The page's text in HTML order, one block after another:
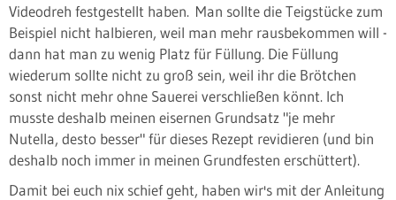
Videodreh festgestellt haben. Man sollte die Teigstücke zum
Beispiel nicht halbieren, weil man mehr rausbekommen will -
dann hat man zu wenig Platz für Füllung. Die Füllung
wiederum sollte nicht zu groß sein, weil ihr die Brötchen
sonst nicht mehr ohne Sauerei verschließen könnt. Ich
musste deshalb meinen eisernen Grundsatz "je mehr
Nutella, desto besser" für dieses Rezept revidieren (und bin
deshalb noch immer in meinen Grundfesten erschüttert).
Damit bei euch nix schief geht, haben wir's mit der Anleitung